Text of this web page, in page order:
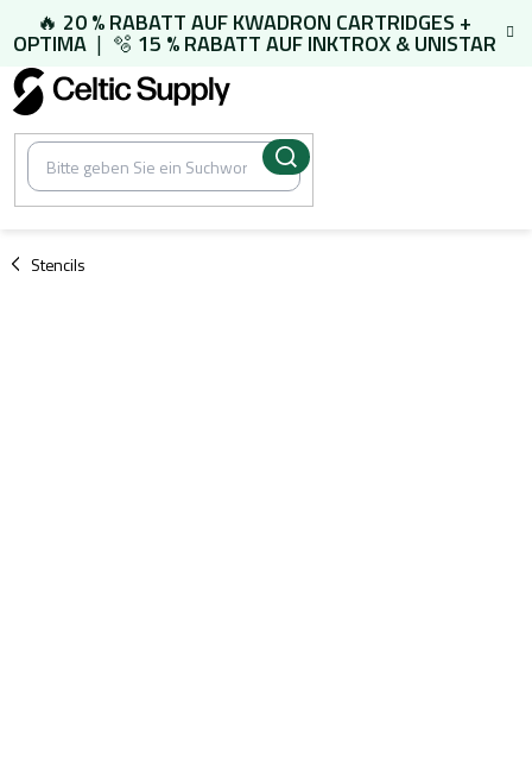
Inhalt
springen
🔥 20 % RABATT AUFKWADRON CARTRIDGES +
OPTIMA| 🫧 15 % RABATT AUFINKTROX & UNISTAR
Stencils
/